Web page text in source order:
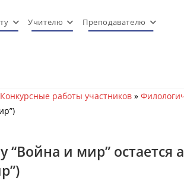
Учителю Преподавателю
Конкурсные работы участников »
“Война и мир”